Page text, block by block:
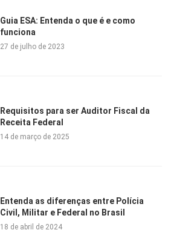
Guia ESA: Entenda o que é e como
funciona
27 de julho de 2023
Requisitos para ser Auditor Fiscal da
Receita Federal
14 de março de 2025
Entenda as diferenças entre Polícia
Civil, Militar e Federal no Brasil
18 de abril de 2024